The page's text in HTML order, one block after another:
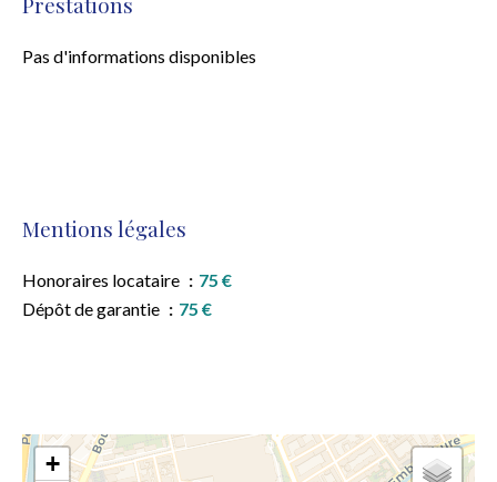
Pas d'informations disponibles
Mentions légales
Honoraires locataire
75 €
Dépôt de garantie
75 €
+